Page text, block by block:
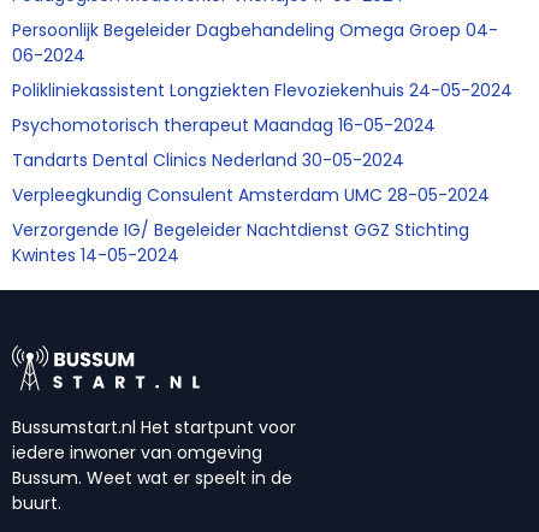
Persoonlijk Begeleider Dagbehandeling Omega Groep 04-
06-2024
Polikliniekassistent Longziekten Flevoziekenhuis 24-05-2024
Psychomotorisch therapeut Maandag 16-05-2024
Tandarts Dental Clinics Nederland 30-05-2024
Verpleegkundig Consulent Amsterdam UMC 28-05-2024
Verzorgende IG/ Begeleider Nachtdienst GGZ Stichting
Kwintes 14-05-2024
Bussumstart.nl Het startpunt voor
iedere inwoner van omgeving
Bussum. Weet wat er speelt in de
buurt.